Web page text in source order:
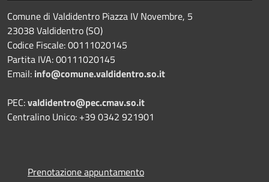
Comune di Valdidentro Piazza IV Novembre, 5
23038 Valdidentro (SO)
Codice Fiscale: 00111020145
Partita IVA: 00111020145
Email: info@comune.valdidentro.so.it
PEC:valdidentro@pec.cmav.so.it
Centralino Unico: +39 0342 921901
Prenotazione appuntamento